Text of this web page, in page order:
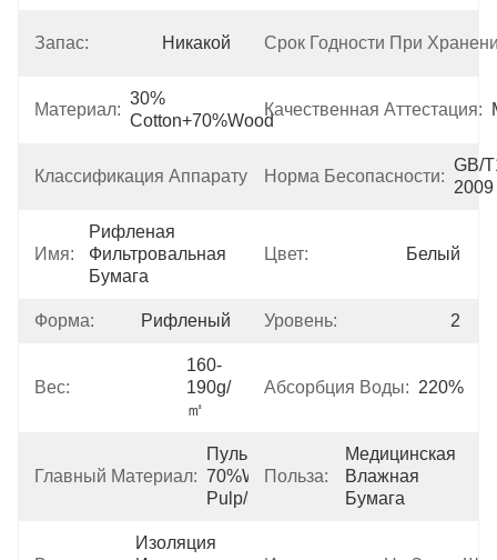
Запас: Никакой Срок Годности При
Материал:
30%
Cotton+70%wood
Качественная Аттестация:
Классификация Аппаратуры:
Класс
I
Норма Бесопасности:
GB/
2009
Имя:
Рифленая
Фильтровальная
Бумага
Цвет: Белый
Форма: Рифленый Уровень: 2
Вес:
160-
190g/
㎡
Абсорбция Воды: 220%
Главный Материал:
Пульпа
70%Wood
Pulp/30%Cotton
Польза:
Медицинская
Влажная
Бумага
Изоляция